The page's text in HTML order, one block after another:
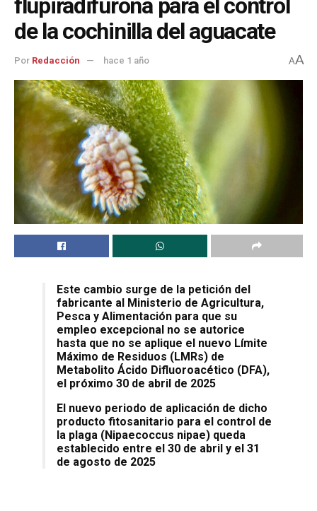
flupiradifurona para el control
de la cochinilla del aguacate
Por Redacción hace 1 año AA
Este cambio surge de la petición del
fabricante al Ministerio de Agricultura,
Pesca y Alimentación para que su
empleo excepcional no se autorice
hasta que no se aplique el nuevo Límite
Máximo de Residuos (LMRs) de
Metabolito Ácido Difluoroacético (DFA),
el próximo 30 de abril de 2025
El nuevo periodo de aplicación de dicho
producto fitosanitario para el control de
la plaga (Nipaecoccus nipae) queda
establecido entre el 30 de abril y el 31
de agosto de 2025